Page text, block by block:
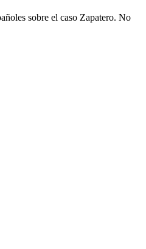
sobre el caso Zapatero. No